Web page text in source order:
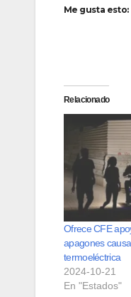
Me gusta esto:
Relacionado
Ofrece CFE
apagones
termoeléctrica
2024-10-21
En "Estados"